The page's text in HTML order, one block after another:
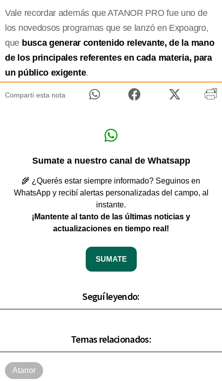
Vale recordar además que ATANOR PRO fue uno de
los novedosos programas que se lanzó en Expoagro,
que busca generar contenido relevante, de la mano
de los principales referentes en cada materia, para
un público exigente.
Compartí esta nota
Sumate a nuestro canal de Whatsapp
🌾 ¿Querés estar siempre informado? Seguinos en
WhatsApp y recibí alertas personalizadas del campo, al
instante.
¡Mantente al tanto de las últimas noticias y
actualizaciones en tiempo real!
SUMATE
Seguí leyendo:
Temas relacionados:
Atanor